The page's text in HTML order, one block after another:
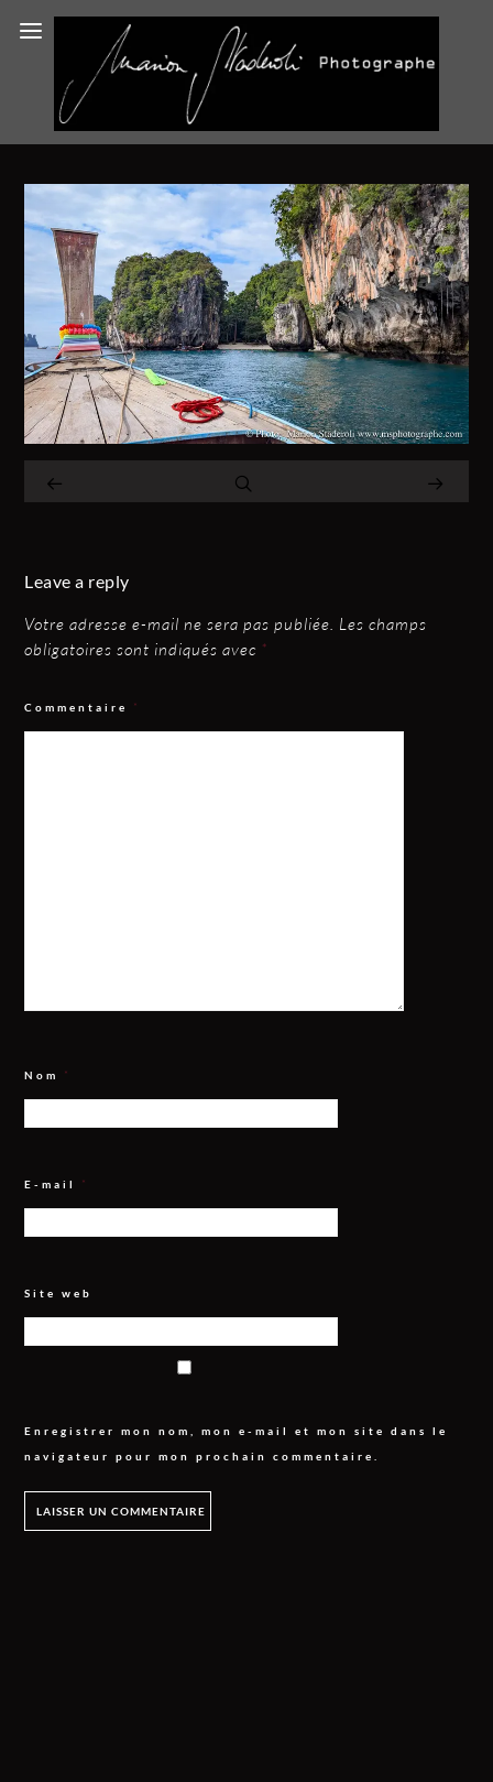
Leave a reply
Votre adresse e-mail ne sera pas publiée. Les champs
obligatoires sont indiqués avec *
Commentaire *
Nom *
E-mail *
Site web
Enregistrer mon nom, mon e-mail et mon site dans le
navigateur pour mon prochain commentaire.